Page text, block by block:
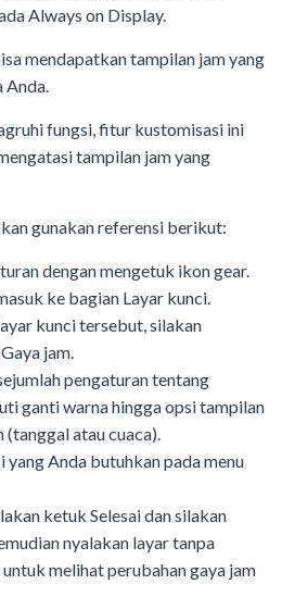
Always on Display.
mendapatkan tampilan jam yang
Anda.
fungsi, fitur kustomisasi ini
tampilan jam yang
gunakan referensi berikut:
dengan mengetuk ikon gear.
ke bagian Layar kunci.
kunci tersebut, silakan
jam.
pengaturan tentang
ganti warna hingga opsi tampilan
atau cuaca).
yang Anda butuhkan pada menu
ketuk Selesai dan silakan
nyalakan layar tanpa
melihat perubahan gaya jam